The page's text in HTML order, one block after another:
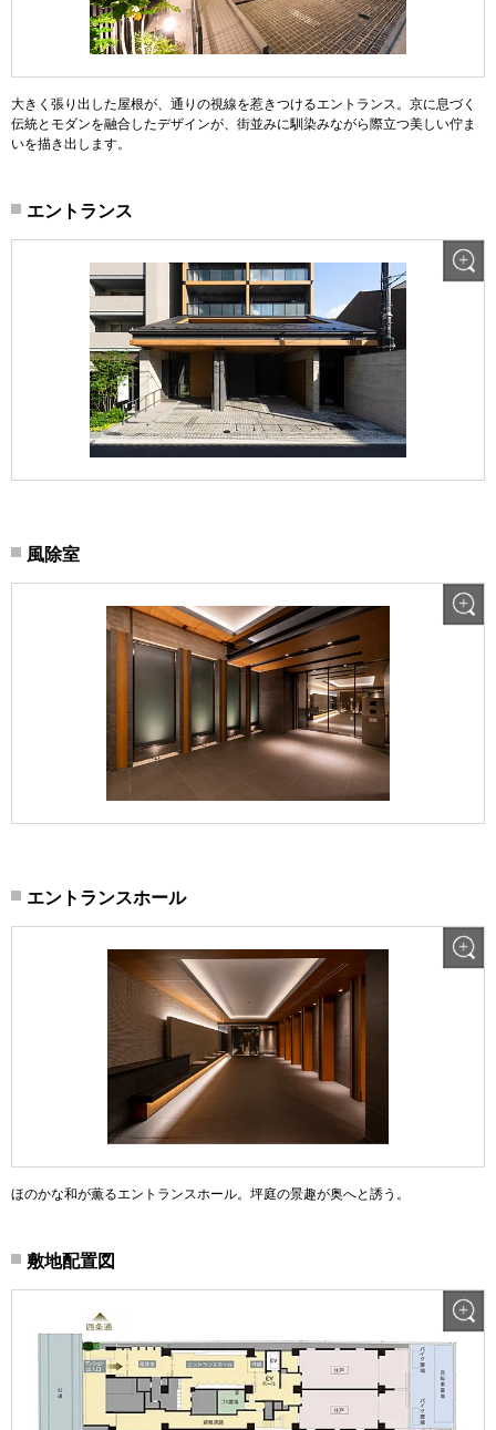
大きく張り出した屋根が、通りの視線を惹きつけるエントランス。京に息づく
伝統とモダンを融合したデザインが、街並みに馴染みながら際立つ美しい佇ま
いを描き出します。
エントランス
風除室
エントランスホール
ほのかな和が薫るエントランスホール。坪庭の景趣が奥へと誘う。
敷地配置図